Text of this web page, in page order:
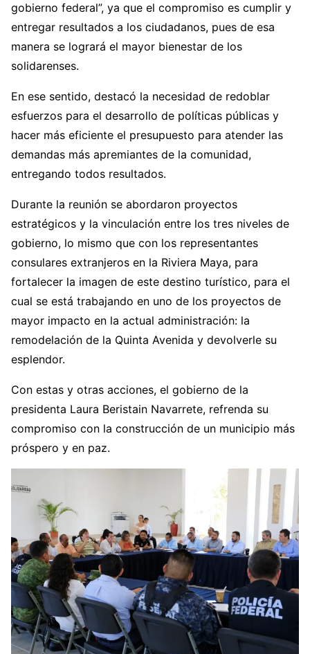
gobierno federal”, ya que el compromiso es cumplir y
entregar resultados a los ciudadanos, pues de esa
manera se logrará el mayor bienestar de los
solidarenses.
En ese sentido, destacó la necesidad de redoblar
esfuerzos para el desarrollo de políticas públicas y
hacer más eficiente el presupuesto para atender las
demandas más apremiantes de la comunidad,
entregando todos resultados.
Durante la reunión se abordaron proyectos
estratégicos y la vinculación entre los tres niveles de
gobierno, lo mismo que con los representantes
consulares extranjeros en la Riviera Maya, para
fortalecer la imagen de este destino turístico, para el
cual se está trabajando en uno de los proyectos de
mayor impacto en la actual administración: la
remodelación de la Quinta Avenida y devolverle su
esplendor.
Con estas y otras acciones, el gobierno de la
presidenta Laura Beristain Navarrete, refrenda su
compromiso con la construcción de un municipio más
próspero y en paz.